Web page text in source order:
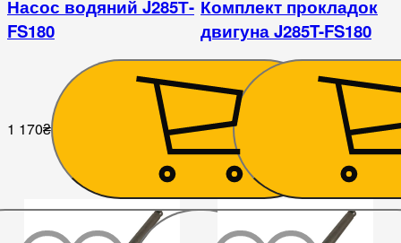
Насос водяний J285Т-
FS180
1 170₴
Комплект прокладок
двигуна J285T-FS180
315₴